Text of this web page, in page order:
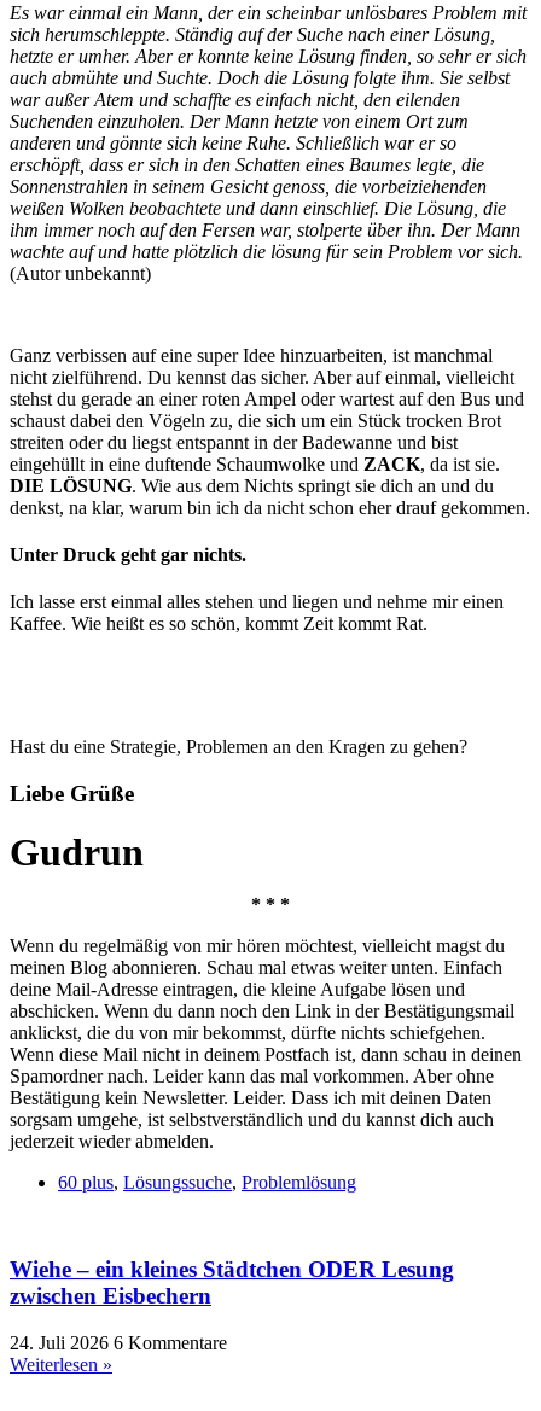
Es war einmal ein Mann, der ein scheinbar unlösbares Problem mit
sich herumschleppte. Ständig auf der Suche nach einer Lösung,
hetzte er umher. Aber er konnte keine Lösung finden, so sehr er sich
auch abmühte und Suchte. Doch die Lösung folgte ihm. Sie selbst
war außer Atem und schaffte es einfach nicht, den eilenden
Suchenden einzuholen. Der Mann hetzte von einem Ort zum
anderen und gönnte sich keine Ruhe. Schließlich war er so
erschöpft, dass er sich in den Schatten eines Baumes legte, die
Sonnenstrahlen in seinem Gesicht genoss, die vorbeiziehenden
weißen Wolken beobachtete und dann einschlief. Die Lösung, die
ihm immer noch auf den Fersen war, stolperte über ihn. Der Mann
wachte auf und hatte plötzlich die lösung für sein Problem vor sich.
(Autor unbekannt)
Ganz verbissen auf eine super Idee hinzuarbeiten, ist manchmal
nicht zielführend. Du kennst das sicher. Aber auf einmal, vielleicht
stehst du gerade an einer roten Ampel oder wartest auf den Bus und
schaust dabei den Vögeln zu, die sich um ein Stück trocken Brot
streiten oder du liegst entspannt in der Badewanne und bist
eingehüllt in eine duftende Schaumwolke und ZACK, da ist sie.
DIE LÖSUNG. Wie aus dem Nichts springt sie dich an und du
denkst, na klar, warum bin ich da nicht schon eher drauf gekommen.
Unter Druck geht gar nichts.
Ich lasse erst einmal alles stehen und liegen und nehme mir einen
Kaffee. Wie heißt es so schön, kommt Zeit kommt Rat.
Hast du eine Strategie, Problemen an den Kragen zu gehen?
Liebe Grüße
Gudrun
* * *
Wenn du regelmäßig von mir hören möchtest, vielleicht magst du
meinen Blog abonnieren. Schau mal etwas weiter unten. Einfach
deine Mail-Adresse eintragen, die kleine Aufgabe lösen und
abschicken. Wenn du dann noch den Link in der Bestätigungsmail
anklickst, die du von mir bekommst, dürfte nichts schiefgehen.
Wenn diese Mail nicht in deinem Postfach ist, dann schau in deinen
Spamordner nach. Leider kann das mal vorkommen. Aber ohne
Bestätigung kein Newsletter. Leider. Dass ich mit deinen Daten
sorgsam umgehe, ist selbstverständlich und du kannst dich auch
jederzeit wieder abmelden.
60 plus, Lösungssuche, Problemlösung
Wiehe – ein kleines Städtchen ODER Lesung
zwischen Eisbechern
24. Juli 2026 6 Kommentare
Weiterlesen »